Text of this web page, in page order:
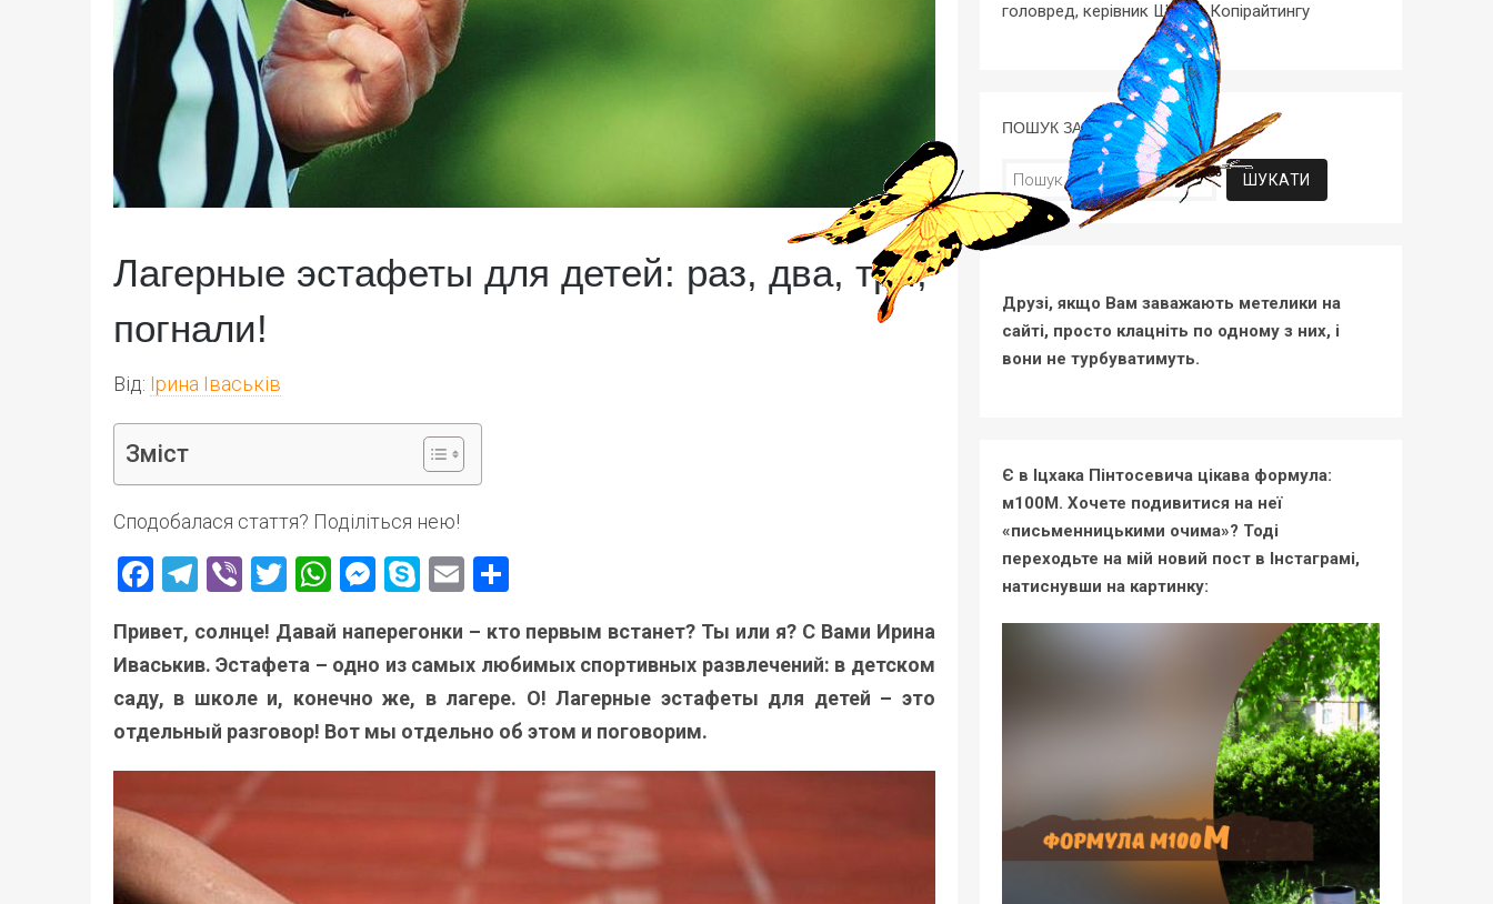
Лагерные эстафеты для детей: раз, два, три,
погнали!
Від: Ірина Іваськів
Зміст
Сподобалася стаття? Поділіться нею!
Facebook
Telegram
ViberTwitter
WhatsApp
Messenger
Skype
Email
Привет, солнце! Давай наперегонки – кто первым встанет? Ты или я? С Вами Ирина
Иваськив. Эстафета – одно из самых любимых спортивных развлечений: в детском
саду, в школе и, конечно же, в лагере. О! Лагерные эстафеты для детей – это
отдельный разговор! Вот мы отдельно об этом и поговорим.
головред, керівник Школи Копірайтингу
ПОШУК ЗА СТАТТЯМИ
Пошук:
Друзі, якщо Вам заважають метелики на
сайті, просто клацніть по одному з них, і
вони не турбуватимуть.
Є в Іцхака Пінтосевича цікава формула:
м100М. Хочете подивитися на неї
«письменницькими очима»? Тоді
переходьте на мій новий пост в Інстаграмі,
натиснувши на картинку: